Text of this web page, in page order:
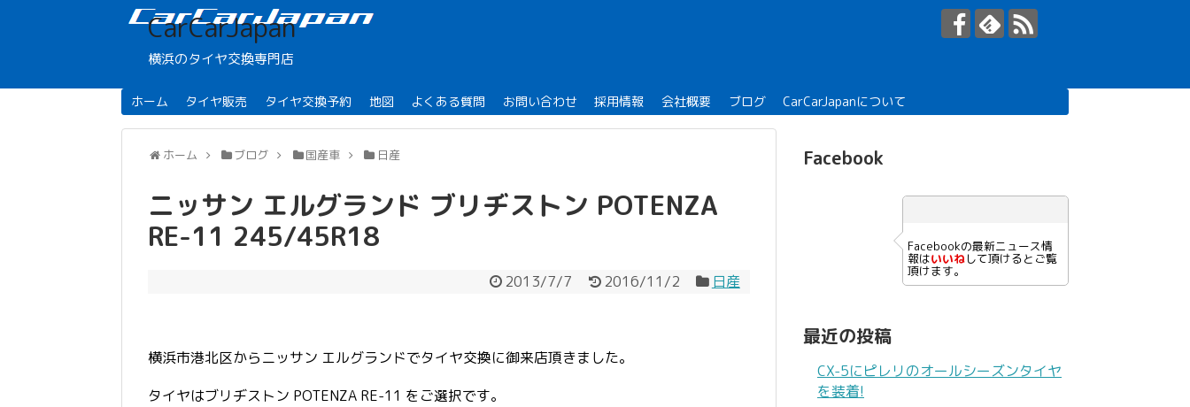
CarCarJapan
横浜のタイヤ交換専門店
ホーム タイヤ販売 タイヤ交換予約 地図 よくある質問 お問い合わせ 採用情報 会社概要 ブログ CarCarJapanについて
ホーム ブログ 国産車 日産
ニッサン エルグランド ブリヂストン POTENZA
RE-11 245/45R18
2013/7/7 2016/11/2 日産
横浜市港北区からニッサン エルグランドでタイヤ交換に御来店頂きました。
タイヤはブリヂストン POTENZA RE-11 をご選択です。
Facebook
Facebookの最新ニュース情
報はいいねして頂けるとご覧
頂けます。
最近の投稿
CX-5にピレリのオールシーズンタイヤ
を装着!